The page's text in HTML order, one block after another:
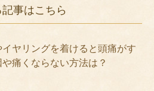
事はこちら
イヤリングを着けると頭痛がす
や痛くならない方法は？